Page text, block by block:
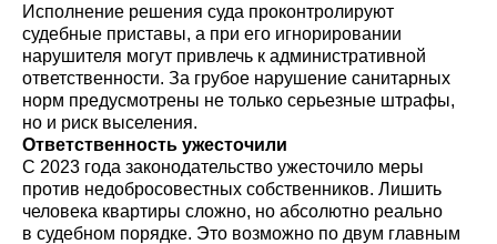
Исполнение решения суда проконтролируют
судебные приставы, а при его игнорировании
нарушителя могут привлечь к административной
ответственности. За грубое нарушение санитарных
норм предусмотрены не только серьезные штрафы,
но и риск выселения.
Ответственность ужесточили
С 2023 года законодательство ужесточило меры
против недобросовестных собственников. Лишить
человека квартиры сложно, но абсолютно реально
в судебном порядке. Это возможно по двум главным